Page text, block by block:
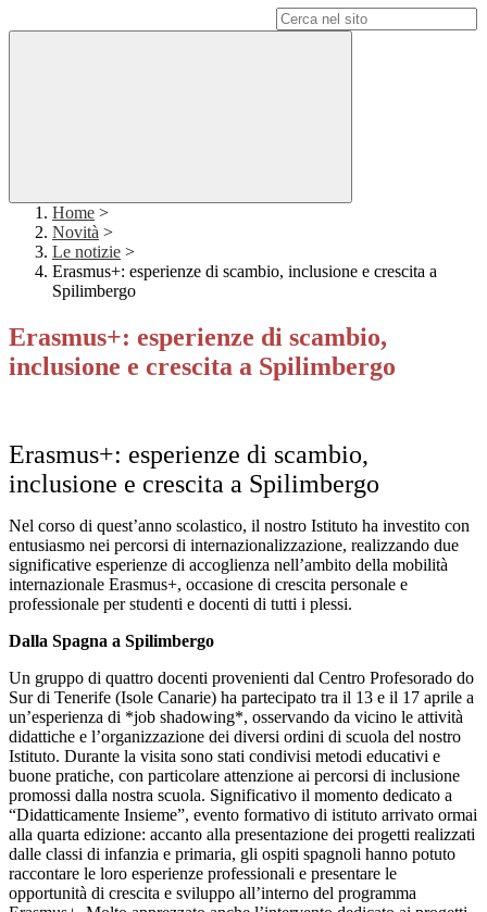
Home >
Novità >
Le notizie >
Erasmus+: esperienze di scambio, inclusione e crescita a
Spilimbergo
Erasmus+: esperienze di scambio,
inclusione e crescita a Spilimbergo
Erasmus+: esperienze di scambio,
inclusione e crescita a Spilimbergo
Nel corso di quest’anno scolastico, il nostro Istituto ha investito con
entusiasmo nei percorsi di internazionalizzazione, realizzando due
significative esperienze di accoglienza nell’ambito della mobilità
internazionale Erasmus+, occasione di crescita personale e
professionale per studenti e docenti di tutti i plessi.
Dalla Spagna a Spilimbergo
Un gruppo di quattro docenti provenienti dal Centro Profesorado do
Sur di Tenerife (Isole Canarie) ha partecipato tra il 13 e il 17 aprile a
un’esperienza di *job shadowing*, osservando da vicino le attività
didattiche e l’organizzazione dei diversi ordini di scuola del nostro
Istituto. Durante la visita sono stati condivisi metodi educativi e
buone pratiche, con particolare attenzione ai percorsi di inclusione
promossi dalla nostra scuola. Significativo il momento dedicato a
“Didatticamente Insieme”, evento formativo di istituto arrivato ormai
alla quarta edizione: accanto alla presentazione dei progetti realizzati
dalle classi di infanzia e primaria, gli ospiti spagnoli hanno potuto
raccontare le loro esperienze professionali e presentare le
opportunità di crescita e sviluppo all’interno del programma